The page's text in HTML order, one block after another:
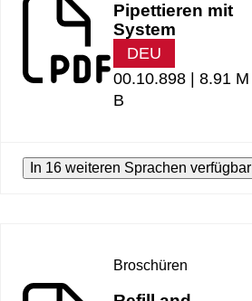
Pipettieren mit
System
DEU
00.10.898 | 8.91 M
B
In 16 weiteren Sprachen verfügbar
Broschüren